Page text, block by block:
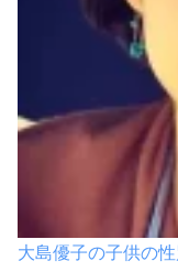
大島優子の子供の